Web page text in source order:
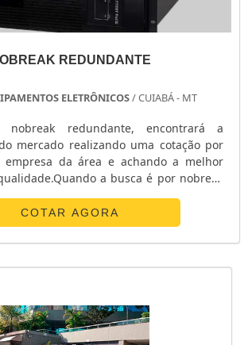
REDUNDANTE
ELETRÔNICOS/ CUIABÁ - MT
nobreak redundante, encontrará a
mercado realizando uma cotação por
da área e achando a melhor
a busca é por nobreak
com os profissionais da E. C. A.
Eletrônicos alcançará proteção com
sistemas críticos de energia.ALGUNS
O NOBREAK REDUNDANTEA E. C. A.
COTAR AGORA